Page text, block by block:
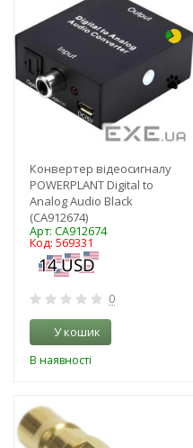
Конвертер відеосигналу
POWERPLANT Digital to
Analog Audio Black
(CA912674)
Арт: CA912674
Код: 569331
0
У кошик
В наявності